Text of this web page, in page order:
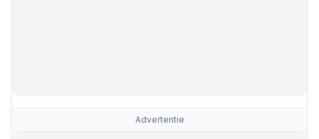
Advertentie